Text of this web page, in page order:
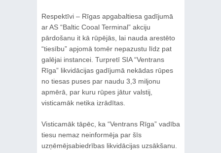
Respektīvi – Rīgas apgabaltiesa gadījumā
ar AS “Baltic Cooal Terminal” akciju
pārdošanu it kā rūpējās, lai nauda arestēto
“tiesību” apjomā tomēr nepazustu līdz pat
galējai instancei. Turpretī SIA “Ventrans
Rīga” likvidācijas gadījumā nekādas rūpes
no tiesas puses par naudu 3,3 miljonu
apmērā, par kuru rūpes jātur valstij,
visticamāk netika izrādītas.
Visticamāk tāpēc, ka “Ventrans Rīga” vadība
tiesu nemaz neinformēja par šīs
uzņēmējsabiedrības likvidācijas uzsākšanu.